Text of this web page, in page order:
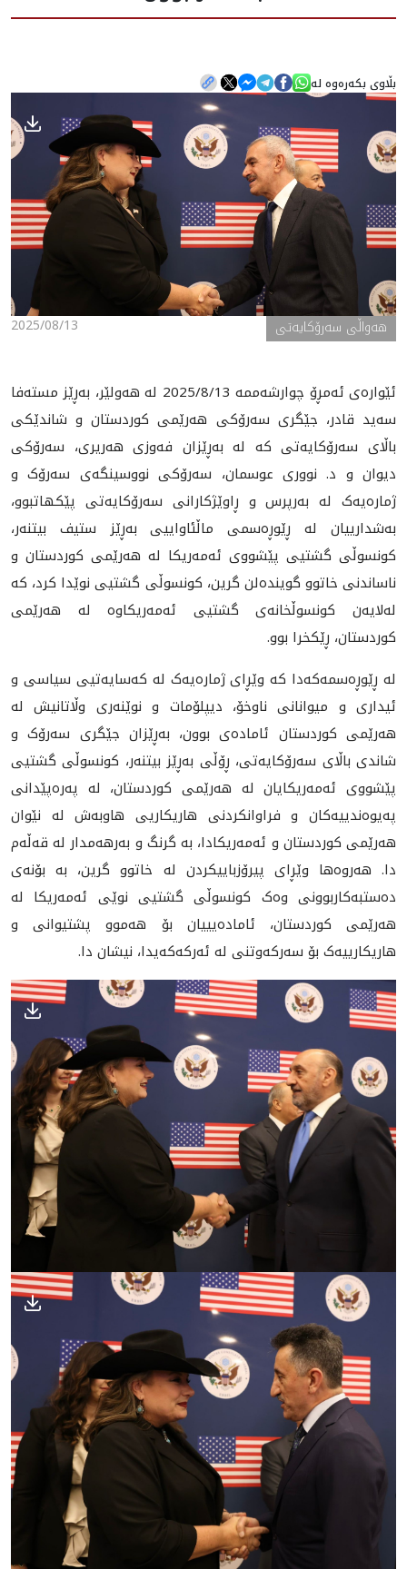
بڵاوی بکەرەوە لە
2025/08/13 ھەواڵی سەرۆکایەتی
ئێوارەی ئەمڕۆ چوارشەممە 2025/8/13 لە هەولێر، بەڕێز مستەفا
سەید قادر، جێگری سەرۆکی هەرێمی کوردستان و شاندێکی
باڵای سەرۆکایەتی کە لە بەڕێزان فەوزی هەریری، سەرۆکی
دیوان و د. نووری عوسمان، سەرۆکی نووسینگەی سەرۆک و
ژمارەیەک لە بەرپرس و ڕاوێژکارانی سەرۆکایەتی پێکهاتبوو،
بەشدارییان لە ڕێوڕەسمی ماڵئاواییی بەڕێز ستیف بیتنەر،
کونسوڵی گشتیی پێشووی ئەمەریکا لە هەرێمی کوردستان و
ناساندنی خاتوو گوينده‌لن گرين، كونسوڵی گشتيی نوێدا کرد، کە
لەلایەن کونسوڵخانەی گشتیی ئەمەریکاوە لە هەرێمی
کوردستان، ڕێکخرا بوو.
لە ڕێوڕەسمەکەدا کە وێڕای ژمارەیەک لە کەسایەتیی سیاسی و
ئیداری و میوانانی ناوخۆ، دیپلۆمات و نوێنەری وڵاتانیش لە
هەرێمی کوردستان ئامادەی بوون، بەڕێزان جێگری سەرۆک و
شاندی باڵای سەرۆکایەتی، ڕۆڵی بەڕێز بیتنەر، کونسوڵی گشتیی
پێشووی ئەمەریکایان لە هەرێمی کوردستان، لە پەرەپێدانی
پەیوەندییەکان و فراوانکردنی هاریکاریی هاوبەش لە نێوان
هەرێمی کوردستان و ئەمەریکادا، بە گرنگ و بەرهەمدار لە قەڵەم
دا. هەروەها وێڕای پیرۆزباییکردن لە خاتوو گرین، بە بۆنەی
دەستبەکاربوونی وەک کونسوڵی گشتیی نوێی ئەمەریکا لە
هەرێمی کوردستان، ئامادەیییان بۆ هەموو پشتیوانی و
هاریکارییەک بۆ سەرکەوتنی لە ئەرکەکەیدا، نیشان دا.